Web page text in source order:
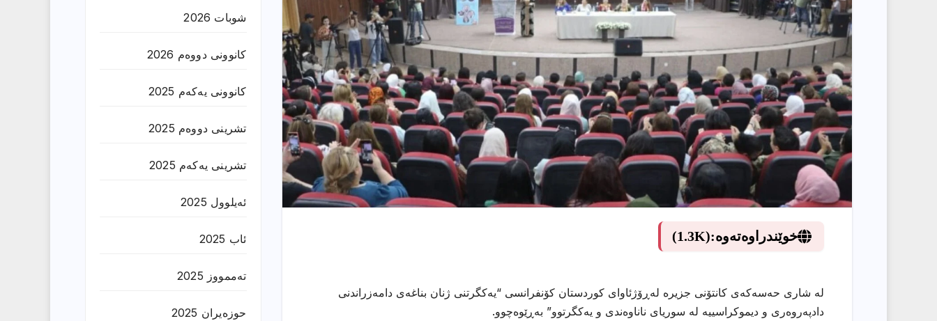
خوێندراوەتەوە:(1.3K)
لە شاری حەسەکەی کانتۆنی جزیرە لەڕۆژئاوای کوردستان کۆنفرانسی “یەکگرتنی ژنان بناغەی دامەزراندنی
دادپەروەری و دیموکراسییە لە سوریای ناناوەندی و یەکگرتوو” بەڕێوەچوو.
شوبات 2026
کانوونی دووەم 2026
کانوونی یەکەم 2025
تشرینی دووەم 2025
تشرینی یەکەم 2025
ئەیلوول 2025
ئاب 2025
تەممووز 2025
حوزه‌یران 2025